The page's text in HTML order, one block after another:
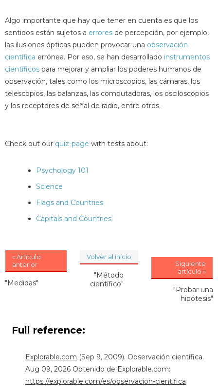
Algo importante que hay que tener en cuenta es que los
sentidos están sujetos a errores de percepción, por ejemplo,
las ilusiones ópticas pueden provocar una observación
científica errónea. Por eso, se han desarrollado instrumentos
científicos para mejorar y ampliar los poderes humanos de
observación, tales como los microscopios, las cámaras, los
telescopios, las balanzas, las computadoras, los osciloscopios
y los receptores de señal de radio, entre otros.
Check out our quiz-page with tests about:
Psychology 101
Science
Flags and Countries
Capitals and Countries
« Artículo
anterior
"Medidas"
Volver al inicio
"Método
científico"
Siguiente
artículo »
"Probar una
hipótesis"
Full reference:
Explorable.com (Sep 9, 2009). Observación científica.
Aug 09, 2026 Obtenido de Explorable.com:
https://explorable.com/es/observacion-cientifica